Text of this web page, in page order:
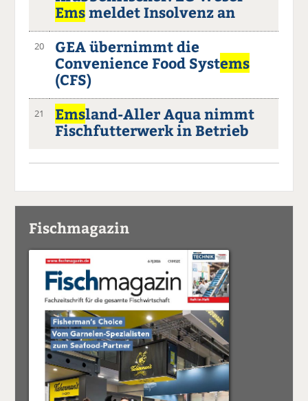
Emsmeldet Insolvenz an
20
GEA übernimmt die
Convenience Food Systems
(CFS)
21 Emsland-Aller Aqua nimmt
Fischfutterwerk in Betrieb
Fischmagazin